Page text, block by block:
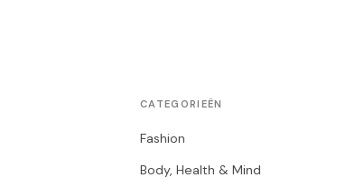
CATEGORIEËN
Fashion
Body, Health & Mind